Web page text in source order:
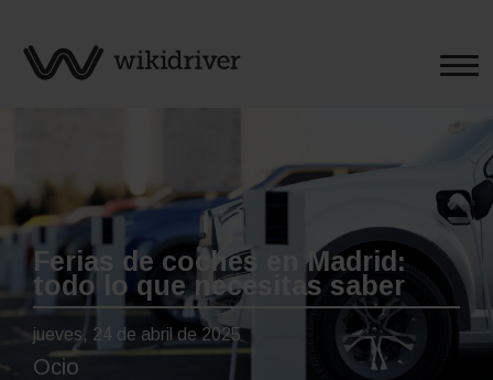
Ferias de coches en Madrid:
todo lo que necesitas saber
jueves, 24 de abril de 2025
Ocio